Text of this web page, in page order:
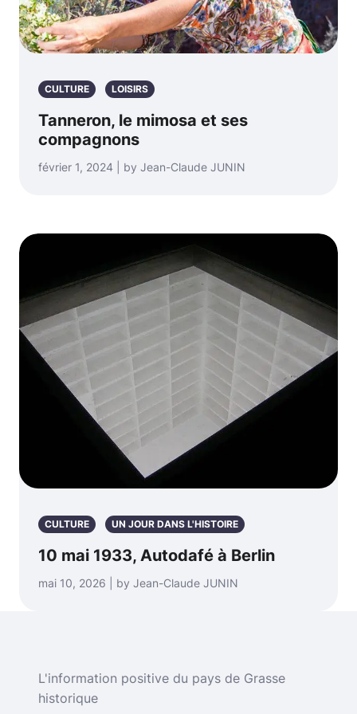
CULTURE LOISIRS
Tanneron, le mimosa et ses
compagnons
février 1, 2024 | by Jean-Claude JUNIN
CULTURE UN JOUR DANS L'HISTOIRE
10 mai 1933, Autodafé à Berlin
mai 10, 2026 | by Jean-Claude JUNIN
L'information positive du pays de Grasse
historique